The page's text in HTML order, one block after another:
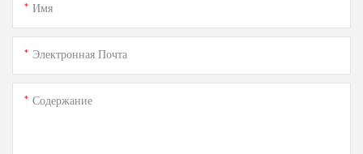
Имя
Электронная Почта
Содержание